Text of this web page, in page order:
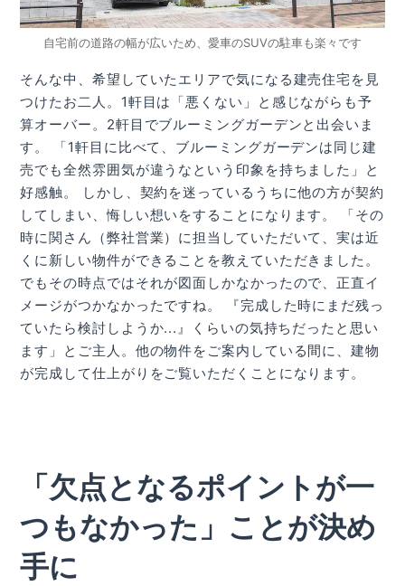
自宅前の道路の幅が広いため、愛車のSUVの駐車も楽々です
そんな中、希望していたエリアで気になる建売住宅を見
つけたお二人。1軒目は「悪くない」と感じながらも予
算オーバー。2軒目でブルーミングガーデンと出会いま
す。 「1軒目に比べて、ブルーミングガーデンは同じ建
売でも全然雰囲気が違うなという印象を持ちました」と
好感触。 しかし、契約を迷っているうちに他の方が契約
してしまい、悔しい想いをすることになります。 「その
時に関さん（弊社営業）に担当していただいて、実は近
くに新しい物件ができることを教えていただきました。
でもその時点ではそれが図面しかなかったので、正直イ
メージがつかなかったですね。 『完成した時にまだ残っ
ていたら検討しようか...』くらいの気持ちだったと思い
ます」とご主人。他の物件をご案内している間に、建物
が完成して仕上がりをご覧いただくことになります。
「欠点となるポイントが一
つもなかった」ことが決め
手に